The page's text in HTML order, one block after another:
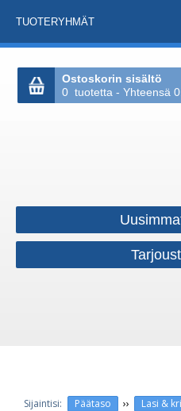
TUOTERYHMÄT
Ostoskorin sisältö
0 tuotetta - Yhteensä
Päätaso ›› Lasi &